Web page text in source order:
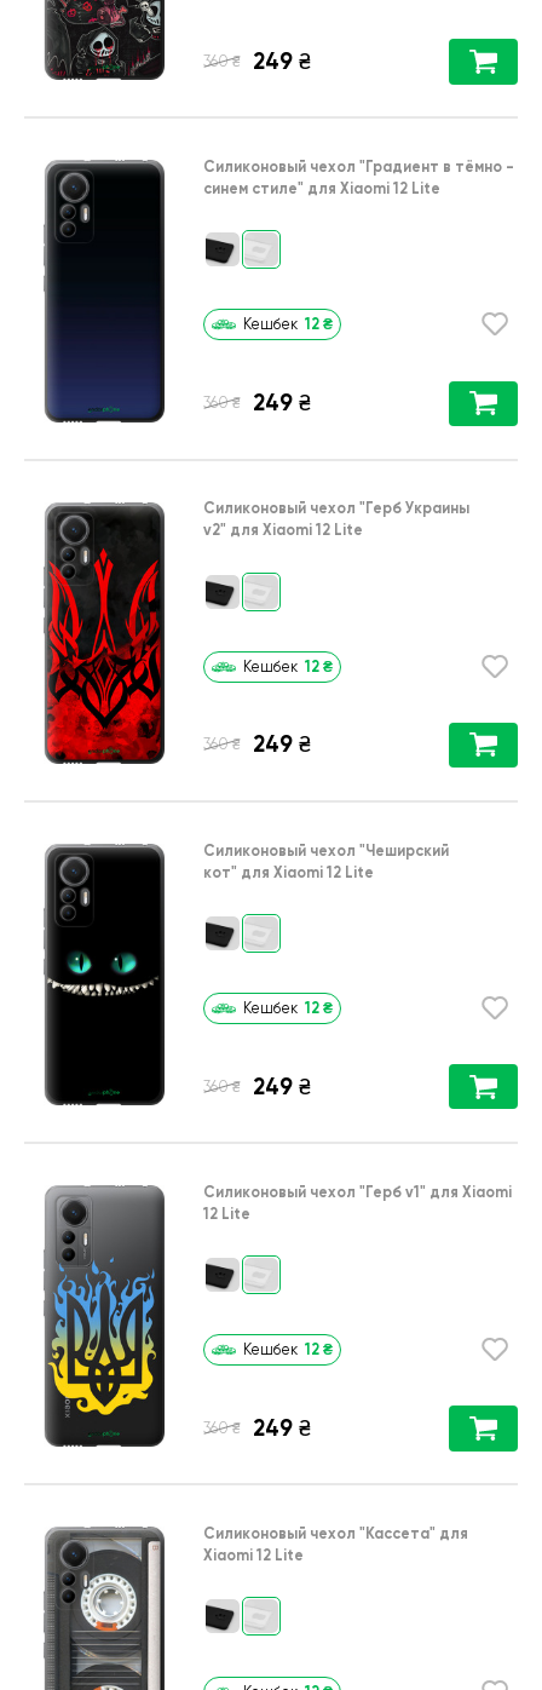
360 ₴ 249 ₴
Силиконовый чехол "Градиент в тёмно -
синем стиле" для Xiaomi 12 Lite
Кешбек 12 ₴
360 ₴ 249 ₴
Силиконовый чехол "Герб Украины
v2" для Xiaomi 12 Lite
Кешбек 12 ₴
360 ₴ 249 ₴
Силиконовый чехол "Чеширский
кот" для Xiaomi 12 Lite
Кешбек 12 ₴
360 ₴ 249 ₴
Силиконовый чехол "Герб v1" для Xiaomi
12 Lite
Кешбек 12 ₴
360 ₴ 249 ₴
Силиконовый чехол "Кассета" для
Xiaomi 12 Lite